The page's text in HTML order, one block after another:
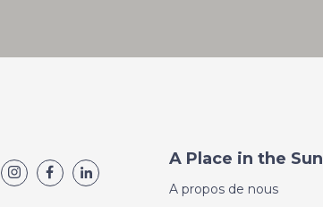
A Place in the Sun
A propos de nous